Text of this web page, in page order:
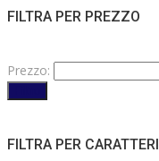
FILTRA PER PREZZO
Prezzo:
FILTRA PER